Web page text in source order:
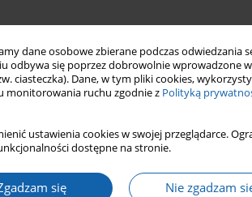
dane osobowe zbierane podczas odwiedzania
odbywa się poprzez dobrowolnie wprowadzone
ciasteczka). Dane, w tym pliki cookies,
monitorowania ruchu zgodnie z Polityką
ustawienia cookies w swojej przeglądarce.
dostępne na stronie.
się Nie zgadzam